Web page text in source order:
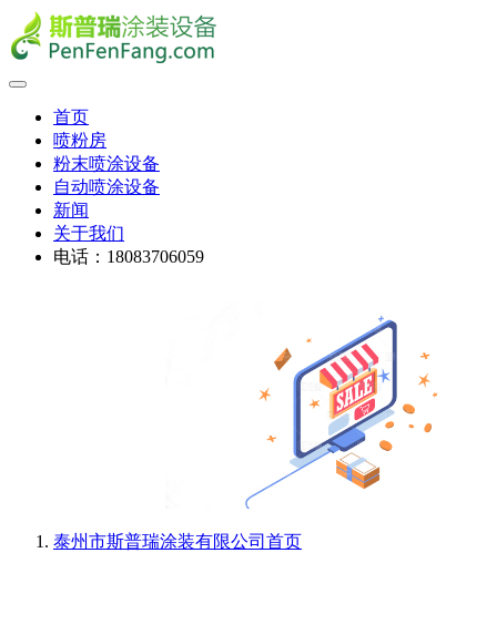
首页
喷粉房
粉末喷涂设备
自动喷涂设备
新闻
关于我们
电话：18083706059
泰州市斯普瑞涂装有限公司 首页